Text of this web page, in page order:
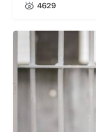
4629